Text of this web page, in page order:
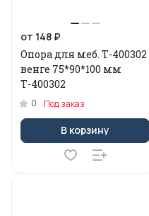
от 148 ₽
Опора для меб. Т-400302
венге 75*90*100 мм
Т-400302
0 Под заказ
В корзину